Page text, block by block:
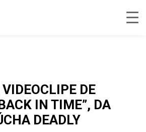
DE
IN TIME”, DA
DEADLY